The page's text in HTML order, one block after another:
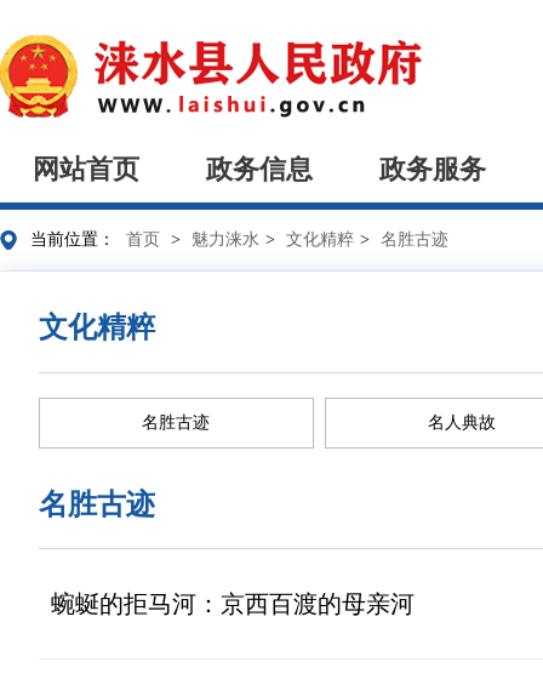
网站首页 政务信息 政务服务
当前位置： 首页 > 魅力涞水 > 文化精粹 > 名胜古迹
文化精粹
名胜古迹 名人典故
名胜古迹
蜿蜒的拒马河：京西百渡的母亲河